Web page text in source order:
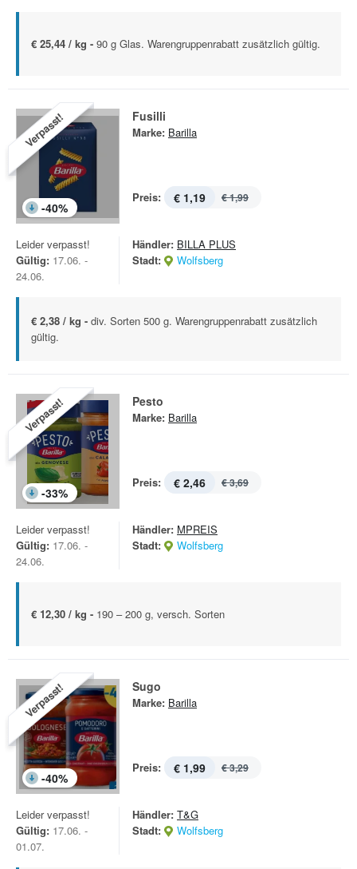
€ 25,44 / kg - 90 g Glas. Warengruppenrabatt zusätzlich gültig.
Verpasst!
-40%
Fusilli
Marke: Barilla
Preis: € 1,19 € 1,99
Leider verpasst!
Gültig: 17.06. -
24.06.
Händler: BILLA PLUS
Stadt:
Wolfsberg
€ 2,38 / kg - div. Sorten 500 g. Warengruppenrabatt zusätzlich
gültig.
Verpasst!
-33%
Pesto
Marke: Barilla
Preis: € 2,46 € 3,69
Leider verpasst!
Gültig: 17.06. -
24.06.
Händler: MPREIS
Stadt:
Wolfsberg
€ 12,30 / kg - 190 – 200 g, versch. Sorten
Verpasst!
-40%
Sugo
Marke: Barilla
Preis: € 1,99 € 3,29
Leider verpasst!
Gültig: 17.06. -
01.07.
Händler: T&G
Stadt:
Wolfsberg